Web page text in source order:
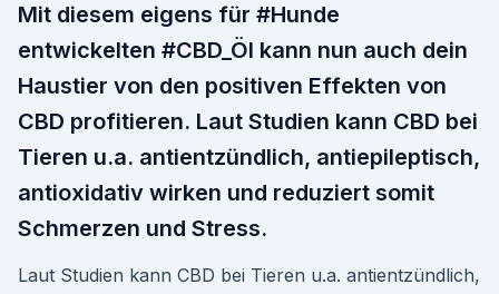
Mit diesem eigens für #Hunde
entwickelten #CBD_Öl kann nun auch dein
Haustier von den positiven Effekten von
CBD profitieren. Laut Studien kann CBD bei
Tieren u.a. antientzündlich, antiepileptisch,
antioxidativ wirken und reduziert somit
Schmerzen und Stress.
Laut Studien kann CBD bei Tieren u.a. antientzündlich,